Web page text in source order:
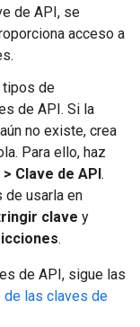
de API, se
acceso a
tipos de
de API. Si la
no existe, crea
Para ello, haz
> Clave de API.
de usarla en
clave y
.
de API, sigue las
de las claves de